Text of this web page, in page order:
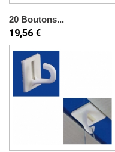
20 Boutons...
19,56 €